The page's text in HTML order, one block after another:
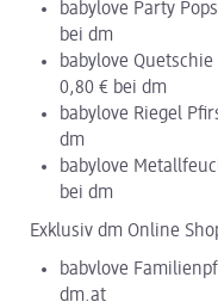
babylove Party
bei dm
babylove
0,80 € bei dm
babylove Riegel
dm
babylove
bei dm
Exklusiv dm Online
babvlove
dm.at